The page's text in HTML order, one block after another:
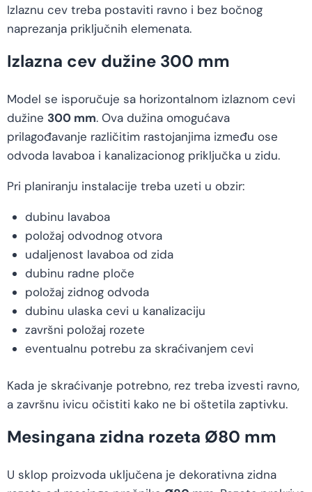
Izlaznu cev treba postaviti ravno i bez bočnog
naprezanja priključnih elemenata.
Izlazna cev dužine 300 mm
Model se isporučuje sa horizontalnom izlaznom cevi
dužine 300 mm. Ova dužina omogućava
prilagođavanje različitim rastojanjima između ose
odvoda lavaboa i kanalizacionog priključka u zidu.
Pri planiranju instalacije treba uzeti u obzir:
dubinu lavaboa
položaj odvodnog otvora
udaljenost lavaboa od zida
dubinu radne ploče
položaj zidnog odvoda
dubinu ulaska cevi u kanalizaciju
završni položaj rozete
eventualnu potrebu za skraćivanjem cevi
Kada je skraćivanje potrebno, rez treba izvesti ravno,
a završnu ivicu očistiti kako ne bi oštetila zaptivku.
Mesingana zidna rozeta Ø80 mm
U sklop proizvoda uključena je dekorativna zidna